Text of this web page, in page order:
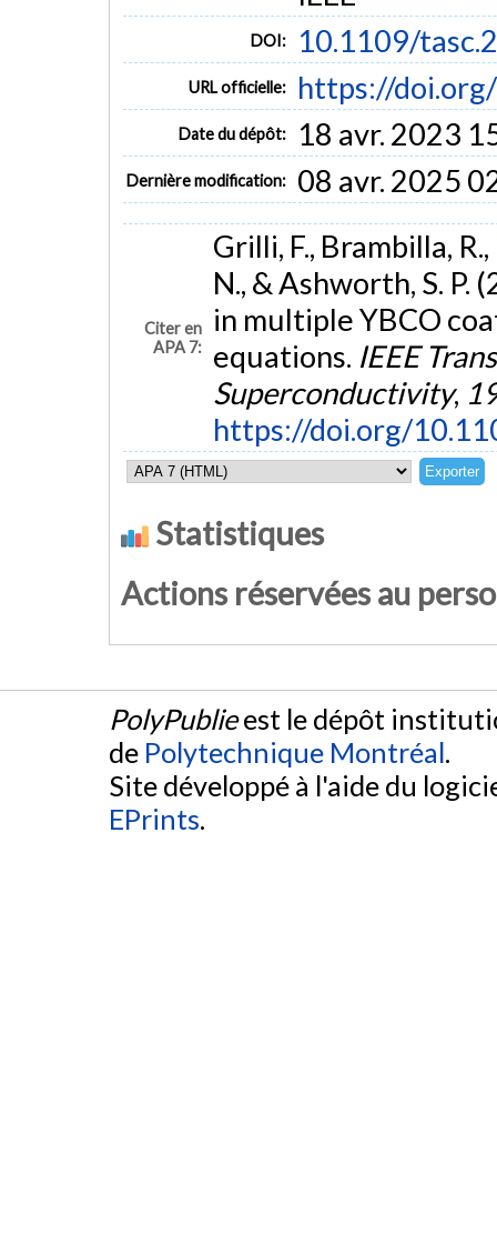
DOI: 10.1109/
URL officielle: https://
Date du dépôt: 18 avr. 2023
Dernière modification: 08 avr. 2025
Citer en
APA 7:
Grilli, F., Brambilla,
N., & Ashworth, S.
in multiple YBCO
equations. IEEE
Superconductivity,
https://doi.org/
Statistiques
Actions réservées au
PolyPublieest le dépôt
de Polytechnique Montréal.
Site développé à l'aide du
EPrints.